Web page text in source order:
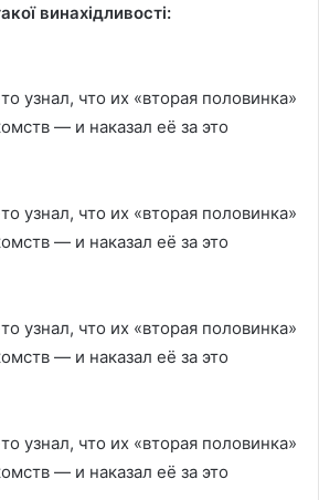
винахідливості: